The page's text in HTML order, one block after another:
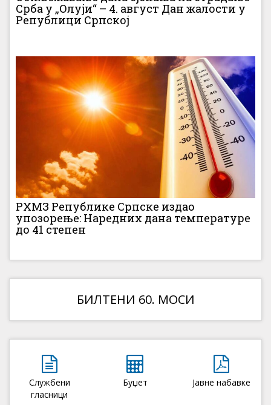
Срба у „Олуји“ – 4. август Дан жалости у
Републици Српској
РХМЗ Републике Српске издао
упозорење: Наредних дана температуре
до 41 степен
БИЛТЕНИ 60. МОСИ
Службени
гласници
Буџет Јавне набавке